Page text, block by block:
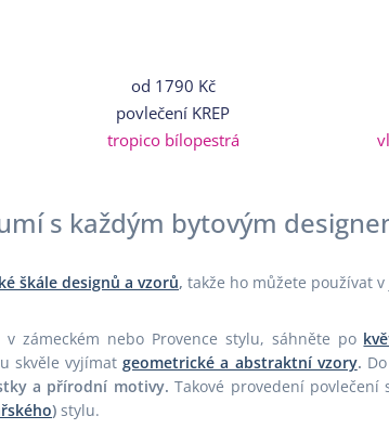
od 1790 Kč
povlečení KREP
tropico bílopestrá
s každým bytovým
škále designů a vzorů, takže ho můžete používat
zámeckém nebo Provence stylu, sáhněte po
skvěle vyjímatgeometrické a abstraktní vzory.
a přírodní motivy. Takové provedení
) stylu.